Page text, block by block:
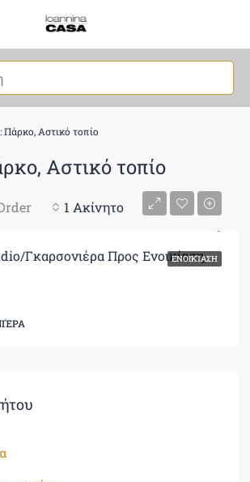
Αστικό τοπίο
Αστικό τοπίο
1 Ακίνητο
ΕΝΟΙΚΊΑΣΗ
1807836 – Studio/Γκαρσονιέρα Προς Ενοικίαση, Ιωάννινα, 34 τ.μ., €320